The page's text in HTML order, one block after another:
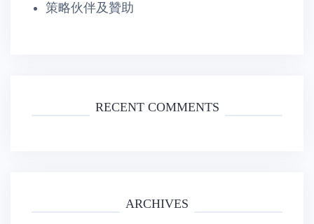
策略伙伴及贊助
RECENT COMMENTS
ARCHIVES